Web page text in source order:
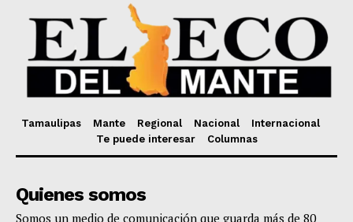
Tamaulipas Mante Regional Nacional
Internacional
Te puede interesar
Columnas
Quienes somos
Somos un medio de comunicación que guarda más de 80